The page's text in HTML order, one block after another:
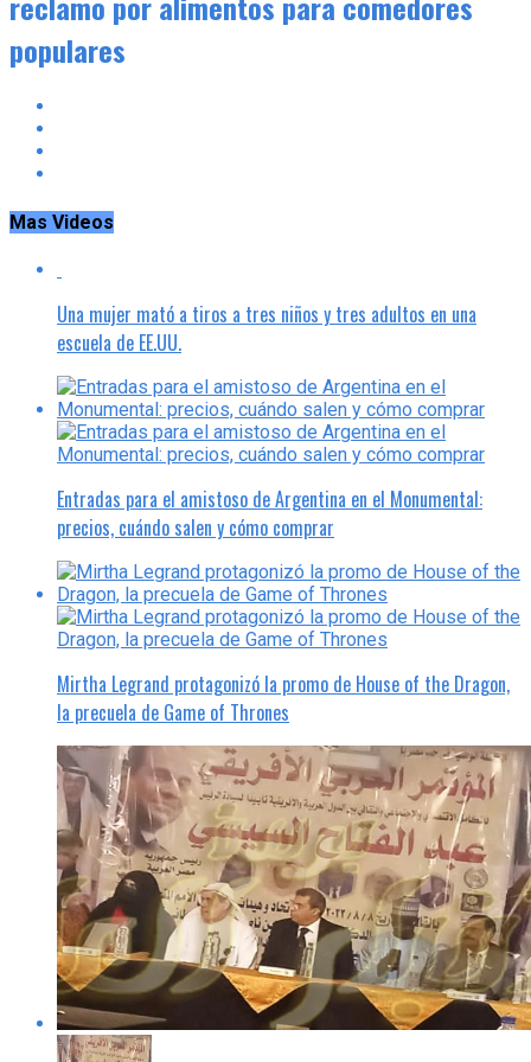
populares
Mas Videos
Una mujer mató a tiros a tres niños y tres adultos en una
escuela de EE.UU.
Entradas para el amistoso de Argentina en el Monumental:
precios, cuándo salen y cómo comprar
Mirtha Legrand protagonizó la promo de House of the Dragon,
la precuela de Game of Thrones